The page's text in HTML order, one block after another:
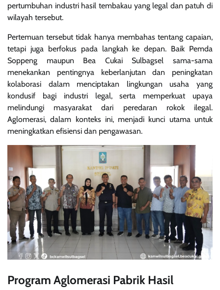
pertumbuhan industri hasil tembakau yang legal dan patuh di
wilayah tersebut.
Pertemuan tersebut tidak hanya membahas tentang capaian,
tetapi juga berfokus pada langkah ke depan. Baik Pemda
Soppeng maupun Bea Cukai Sulbagsel sama-sama
menekankan pentingnya keberlanjutan dan peningkatan
kolaborasi dalam menciptakan lingkungan usaha yang
kondusif bagi industri legal, serta memperkuat upaya
melindungi masyarakat dari peredaran rokok ilegal.
Aglomerasi, dalam konteks ini, menjadi kunci utama untuk
meningkatkan efisiensi dan pengawasan.
Program Aglomerasi Pabrik Hasil